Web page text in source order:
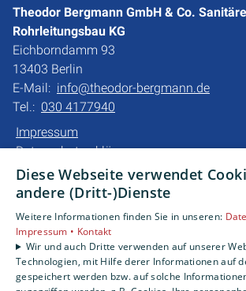
Theodor Bergmann GmbH & Co.
Rohrleitungsbau KG
Eichborndamm 93
13403 Berlin
E-Mail: info@theodor-bergmann.de
Tel.: 030 4177940
Impressum
Datenschutzerklärung
Barrierefreiheitserklärung
Privatkunden
Gewerbekunden
Karriere
Unternehmen
Diese Webseite verwendet
andere (Dritt-)Dienste
Weitere Informationen finden Sie in unseren:
Impressum • Kontakt
Wir und auch Dritte verwenden auf unserer
Technologien, mit Hilfe derer Informationen auf
gespeichert werden bzw. auf solche